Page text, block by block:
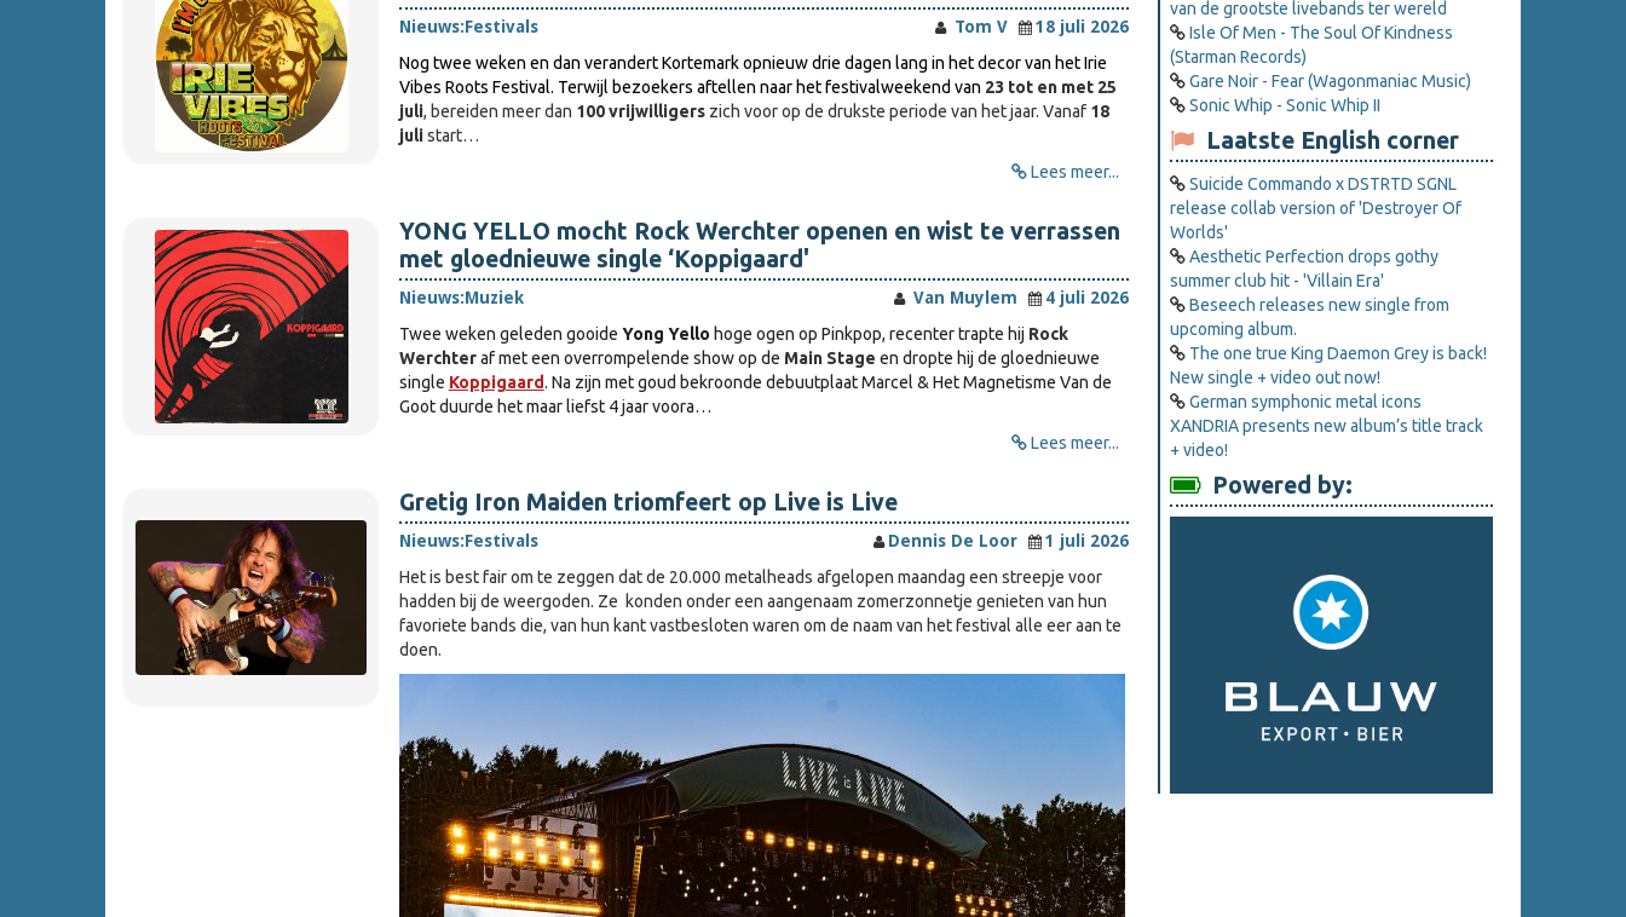
Nieuws:Festivals Tom V
18 juli 2026
Nog twee weken en dan verandert Kortemark opnieuw drie dagen lang in het decor van het Irie
Vibes Roots Festival. Terwijl bezoekers aftellen naar het festivalweekend van 23 tot en met 25
juli, bereiden meer dan 100 vrijwilligerszich voor op de drukste periode van het jaar. Vanaf 18
julistart…
Lees meer...
YONG YELLO mocht Rock Werchter openen en wist te verrassen
met gloednieuwe single ‘Koppigaard'
Nieuws:Muziek Van Muylem
4 juli 2026
Twee weken geleden gooide Yong Yello hoge ogen op Pinkpop, recenter trapte hij Rock
Werchteraf met een overrompelende show op de Main Stage en dropte hij de gloednieuwe
single Koppigaard. Na zijn met goud bekroonde debuutplaat Marcel & Het Magnetisme Van de
Goot duurde het maar liefst 4 jaar voora…
Lees meer...
Gretig Iron Maiden triomfeert op Live is Live
Nieuws:Festivals Dennis De Loor
1 juli 2026
Het is best fair om te zeggen dat de 20.000 metalheads afgelopen maandag een streepje voor
hadden bij de weergoden. Ze konden onder een aangenaam zomerzonnetje genieten van hun
favoriete bands die, van hun kant vastbesloten waren om de naam van het festival alle eer aan te
doen.
van de grootste livebands ter wereld
Isle Of Men - The Soul Of Kindness
(Starman Records)
Gare Noir - Fear (Wagonmaniac Music)
Sonic Whip - Sonic Whip II
Laatste English corner
Suicide Commando x DSTRTD SGNL
release collab version of 'Destroyer Of
Worlds'
Aesthetic Perfection drops gothy
summer club hit - 'Villain Era'
Beseech releases new single from
upcoming album.
The one true King Daemon Grey is back!
New single + video out now!
German symphonic metal icons
XANDRIA presents new album’s title track
+ video!
Powered by: